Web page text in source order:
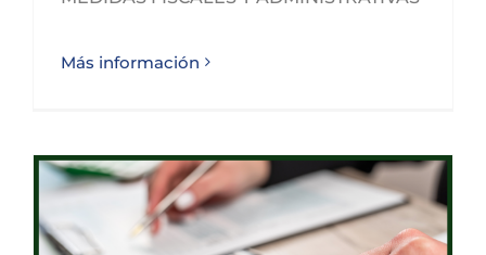
Más información